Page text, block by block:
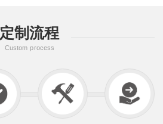
定制流程
Custom process